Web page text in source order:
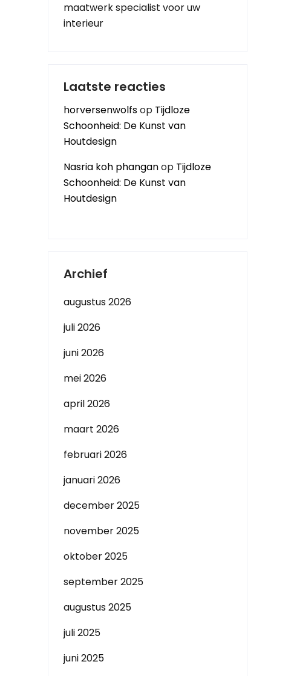
maatwerk specialist voor uw
interieur
Laatste reacties
horversenwolfsop Tijdloze
Schoonheid: De Kunst van
Houtdesign
Nasria koh phanganop Tijdloze
Schoonheid: De Kunst van
Houtdesign
Archief
augustus 2026
juli 2026
juni 2026
mei 2026
april 2026
maart 2026
februari 2026
januari 2026
december 2025
november 2025
oktober 2025
september 2025
augustus 2025
juli 2025
juni 2025